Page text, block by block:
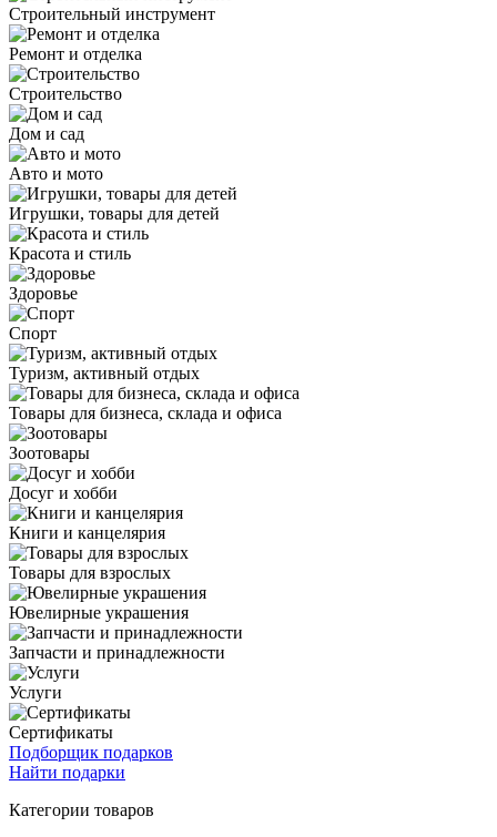
Строительный инструмент
Ремонт и отделка
Строительство
Дом и сад
Авто и мото
Игрушки, товары для детей
Красота и стиль
Здоровье
Спорт
Туризм, активный отдых
Товары для бизнеса, склада и офиса
Зоотовары
Досуг и хобби
Книги и канцелярия
Товары для взрослых
Ювелирные украшения
Запчасти и принадлежности
Услуги
Сертификаты
Подборщик подарков
Найти подарки
Категории товаров